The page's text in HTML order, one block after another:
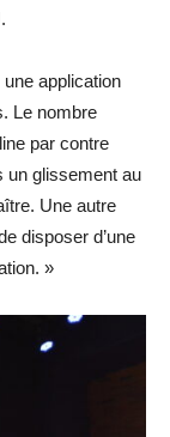
application
Le nombre
par contre
un glissement au
Une autre
disposer d’une
»